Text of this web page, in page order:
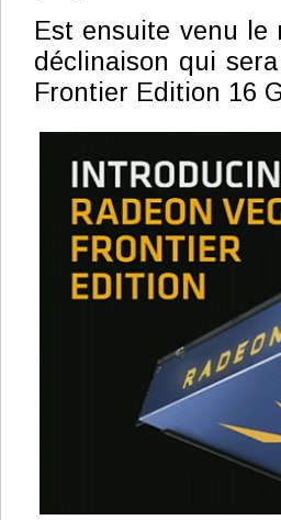
Est ensuite venu le
déclinaison qui
Frontier Edition 16